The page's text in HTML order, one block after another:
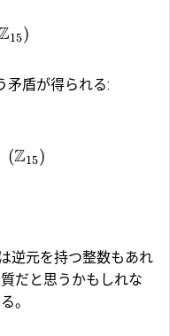
15)
矛盾が得られる:
(Z15)
逆元を持つ整数もあれ
だと思うかもしれな
。